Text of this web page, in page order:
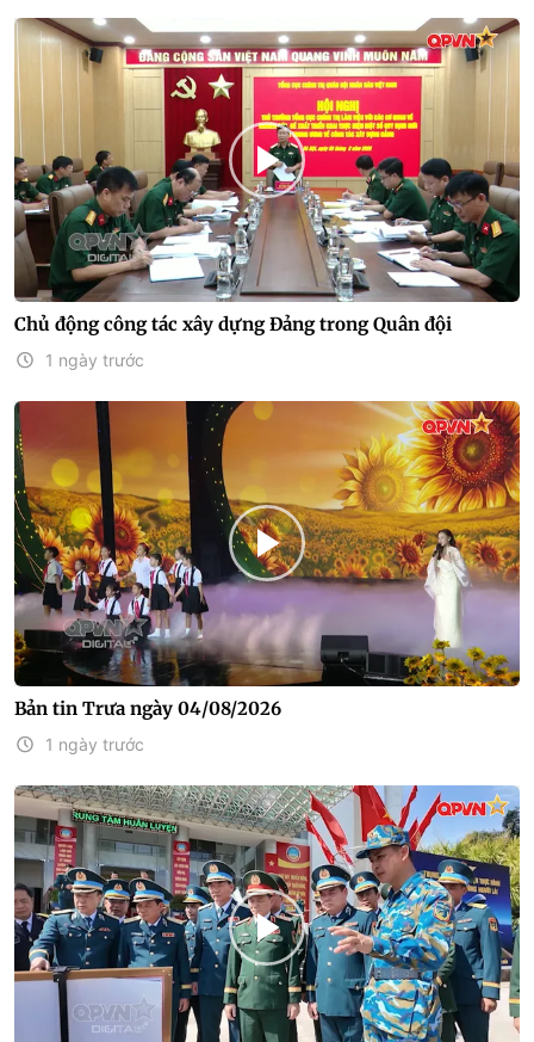
Chủ động công tác xây dựng Đảng trong Quân đội
1 ngày trước
Bản tin Trưa ngày 04/08/2026
1 ngày trước